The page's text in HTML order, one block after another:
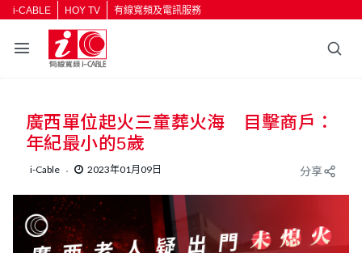
i-CABLE HOY TV 有線寬頻及電訊服務
返回
按輸入鍵開始搜尋
廣西單位起火三童葬火海 目擊商戶：
年紀最小的5歲
i-Cable 2023年01月09日 分享